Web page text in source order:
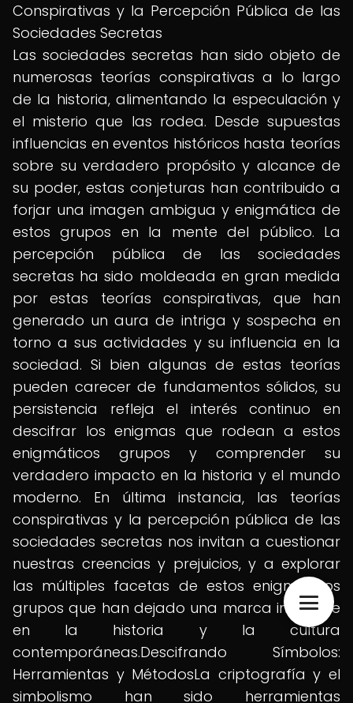
Conspirativas y la Percepción Pública de las
Sociedades Secretas
Las sociedades secretas han sido objeto de
numerosas teorías conspirativas a lo largo
de la historia, alimentando la especulación y
el misterio que las rodea. Desde supuestas
influencias en eventos históricos hasta teorías
sobre su verdadero propósito y alcance de
su poder, estas conjeturas han contribuido a
forjar una imagen ambigua y enigmática de
estos grupos en la mente del público. La
percepción pública de las sociedades
secretas ha sido moldeada en gran medida
por estas teorías conspirativas, que han
generado un aura de intriga y sospecha en
torno a sus actividades y su influencia en la
sociedad. Si bien algunas de estas teorías
pueden carecer de fundamentos sólidos, su
persistencia refleja el interés continuo en
descifrar los enigmas que rodean a estos
enigmáticos grupos y comprender su
verdadero impacto en la historia y el mundo
moderno. En última instancia, las teorías
conspirativas y la percepción pública de las
sociedades secretas nos invitan a cuestionar
nuestras creencias y prejuicios, y a explorar
las múltiples facetas de estos enigmáticos
grupos que han dejado una marca indeleble
en la historia y la cultura
contemporáneas.Descifrando Símbolos:
Herramientas y MétodosLa criptografía y el
simbolismo han sido herramientas